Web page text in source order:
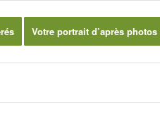
Votre portrait d’après photos